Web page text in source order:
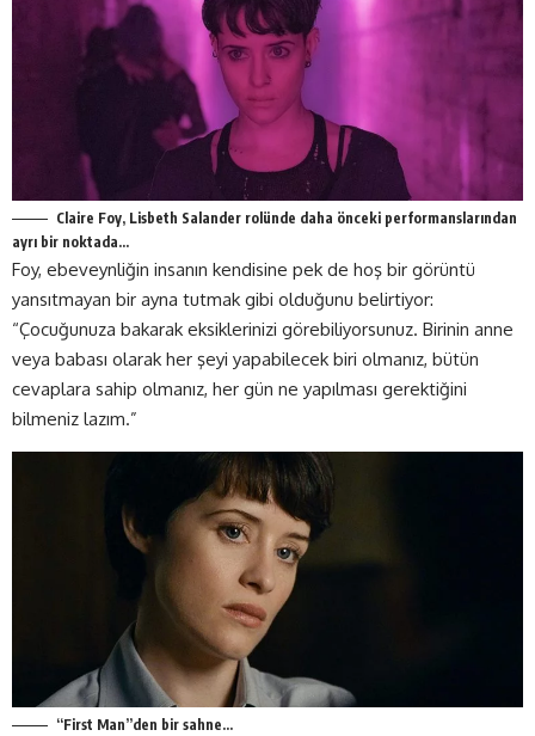
Claire Foy, Lisbeth Salander rolünde daha önceki performanslarından
ayrı bir noktada…
Foy, ebeveynliğin insanın kendisine pek de hoş bir görüntü
yansıtmayan bir ayna tutmak gibi olduğunu belirtiyor:
“Çocuğunuza bakarak eksiklerinizi görebiliyorsunuz. Birinin anne
veya babası olarak her şeyi yapabilecek biri olmanız, bütün
cevaplara sahip olmanız, her gün ne yapılması gerektiğini
bilmeniz lazım.”
“First Man”den bir sahne…